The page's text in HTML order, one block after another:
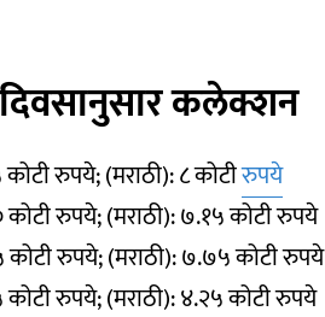
दिवसानुसार कलेक्शन
रुपये; (मराठी): ८ कोटीरुपये
कोटी रुपये; (मराठी): ७.१५ कोटी रुपये
कोटी रुपये; (मराठी): ७.७५ कोटी रुपये
कोटी रुपये; (मराठी): ४.२५ कोटी रुपये